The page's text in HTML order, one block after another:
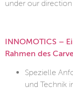
under our direction
INNOMOTICS –
Rahmen des
Spezielle
und Technik